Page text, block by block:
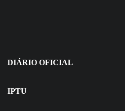
Seletivo
DIÁRIO OFICIAL
IPTU